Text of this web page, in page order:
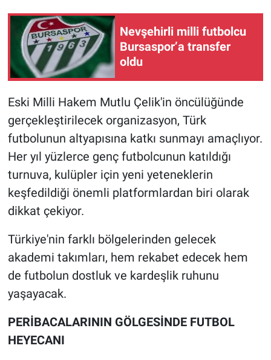
Nevşehirli milli futbolcu
Bursaspor’a transfer
oldu
Eski Milli Hakem Mutlu Çelik'in öncülüğünde
gerçekleştirilecek organizasyon, Türk
futbolunun altyapısına katkı sunmayı amaçlıyor.
Her yıl yüzlerce genç futbolcunun katıldığı
turnuva, kulüpler için yeni yeteneklerin
keşfedildiği önemli platformlardan biri olarak
dikkat çekiyor.
Türkiye'nin farklı bölgelerinden gelecek
akademi takımları, hem rekabet edecek hem
de futbolun dostluk ve kardeşlik ruhunu
yaşayacak.
PERİBACALARININ GÖLGESİNDE FUTBOL
HEYECANI